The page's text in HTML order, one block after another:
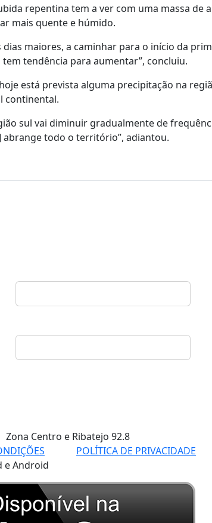
repentina tem a ver com uma massa de
mais quente e húmido.
maiores, a caminhar para o início da
tendência para aumentar”, concluiu.
está prevista alguma precipitação na
continental.
sul vai diminuir gradualmente de
todo o território”, adiantou.
Zona Centro e Ribatejo 92.8
POLÍTICA DE PRIVACIDADE
e Android